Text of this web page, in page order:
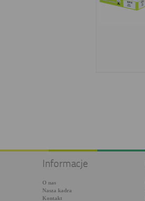
Informacje
O nas
Nasza kadra
Kontakt